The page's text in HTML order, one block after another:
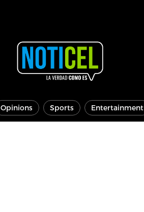
Opinions Sports Entertainment